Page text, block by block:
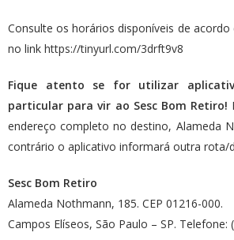
Consulte os horários disponíveis de
no link https://tinyurl.com/3drft9v8
Fique atento se for utilizar
particular para vir ao Sesc Bom Retiro!
endereço completo no destino, Alameda
contrário o aplicativo informará outra rota/
Sesc Bom Retiro
Alameda Nothmann, 185. CEP 01216-000.
Campos Elíseos, São Paulo – SP. Telefone: